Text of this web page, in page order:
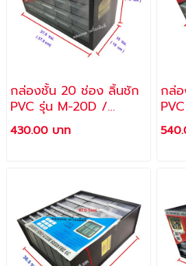
กล่องชั้น 20 ช่อง ลิ้นชัก
PVC รุ่น M-20D /
ALLWAYS
430.00 บาท
กล่
PVC รุ่น M-